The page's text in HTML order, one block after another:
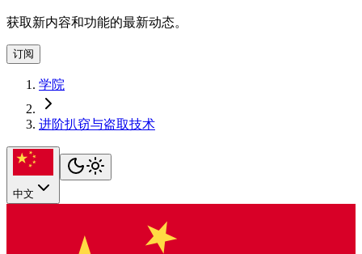
获取新内容和功能的最新动态。
订阅
学院
进阶扒窃与盗取技术
中文